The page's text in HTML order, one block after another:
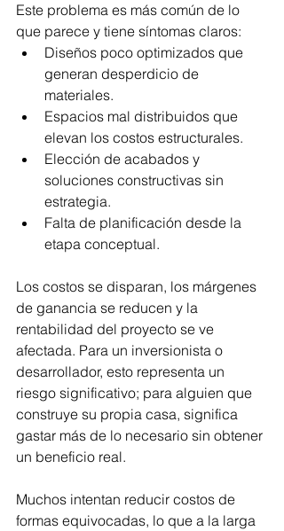
Este problema es más común de lo
que parece y tiene síntomas claros:
Diseños poco optimizados que
generan desperdicio de
materiales.
Espacios mal distribuidos que
elevan los costos estructurales.
Elección de acabados y
soluciones constructivas sin
estrategia.
Falta de planificación desde la
etapa conceptual.
Los costos se disparan, los márgenes
de ganancia se reducen y la
rentabilidad del proyecto se ve
afectada. Para un inversionista o
desarrollador, esto representa un
riesgo significativo; para alguien que
construye su propia casa, significa
gastar más de lo necesario sin obtener
un beneficio real.
Muchos intentan reducir costos de
formas equivocadas, lo que a la larga